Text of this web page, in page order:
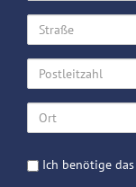
Straße
Postleitzahl
Ort
Passwort
Ich benötige